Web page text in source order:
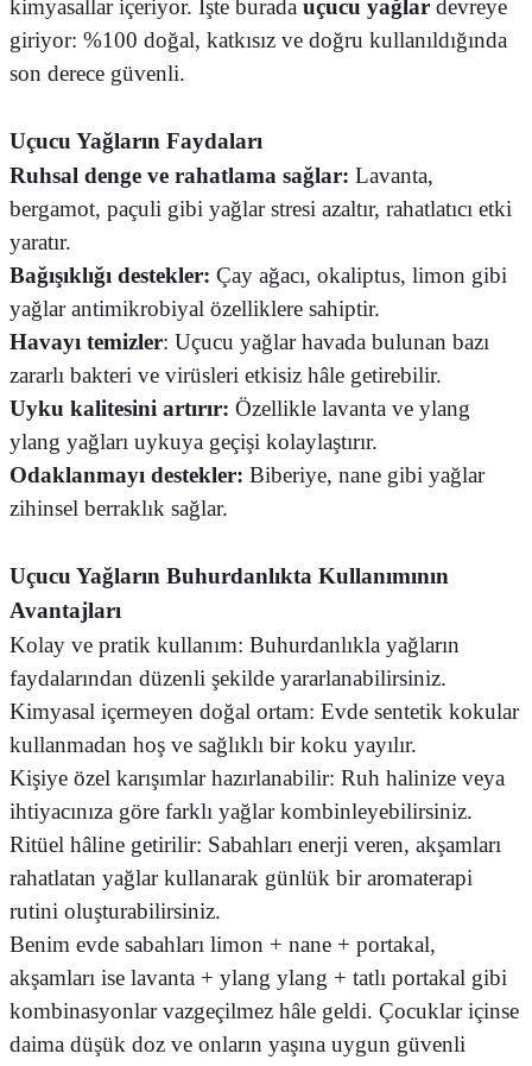
kimyasallar içeriyor. İşte burada uçucu yağlar devreye
giriyor: %100 doğal, katkısız ve doğru kullanıldığında
son derece güvenli.
Uçucu Yağların Faydaları
Ruhsal denge ve rahatlama sağlar: Lavanta,
bergamot, paçuli gibi yağlar stresi azaltır, rahatlatıcı etki
yaratır.
Bağışıklığı destekler: Çay ağacı, okaliptus, limon gibi
yağlar antimikrobiyal özelliklere sahiptir.
Havayı temizler: Uçucu yağlar havada bulunan bazı
zararlı bakteri ve virüsleri etkisiz hâle getirebilir.
Uyku kalitesini artırır: Özellikle lavanta ve ylang
ylang yağları uykuya geçişi kolaylaştırır.
Odaklanmayı destekler: Biberiye, nane gibi yağlar
zihinsel berraklık sağlar.
Uçucu Yağların Buhurdanlıkta Kullanımının
Avantajları
Kolay ve pratik kullanım: Buhurdanlıkla yağların
faydalarından düzenli şekilde yararlanabilirsiniz.
Kimyasal içermeyen doğal ortam: Evde sentetik kokular
kullanmadan hoş ve sağlıklı bir koku yayılır.
Kişiye özel karışımlar hazırlanabilir: Ruh halinize veya
ihtiyacınıza göre farklı yağlar kombinleyebilirsiniz.
Ritüel hâline getirilir: Sabahları enerji veren, akşamları
rahatlatan yağlar kullanarak günlük bir aromaterapi
rutini oluşturabilirsiniz.
Benim evde sabahları limon + nane + portakal,
akşamları ise lavanta + ylang ylang + tatlı portakal gibi
kombinasyonlar vazgeçilmez hâle geldi. Çocuklar içinse
daima düşük doz ve onların yaşına uygun güvenli